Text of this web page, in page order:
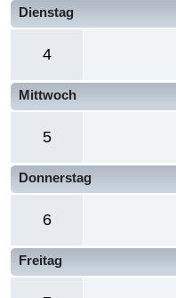
Dienstag
4
Mittwoch
5
Donnerstag
6
Freitag